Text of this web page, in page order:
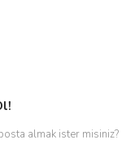
almak ister misiniz?